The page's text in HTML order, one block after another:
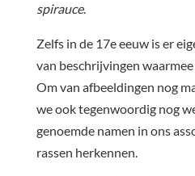
spirauce.
Zelfs in de 17e eeuw is er
van beschrijvingen
Om van afbeeldingen nog
we ook tegenwoordig nog
genoemde namen in ons
rassen herkennen.